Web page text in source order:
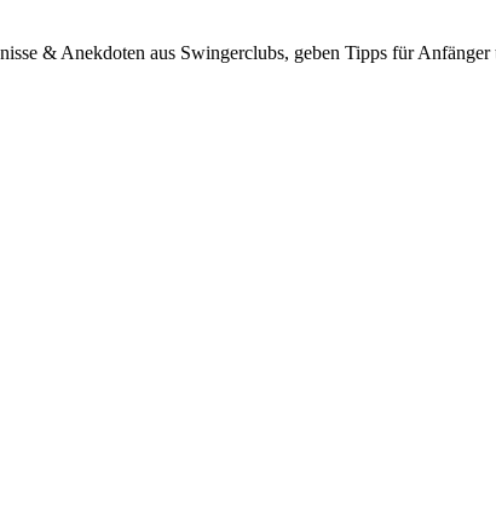
& Anekdoten aus Swingerclubs, geben Tipps für